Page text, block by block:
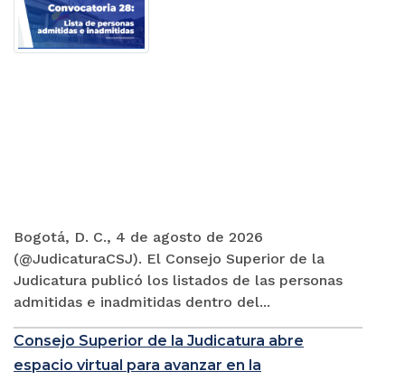
Bogotá, D. C., 4 de agosto de 2026
(@JudicaturaCSJ). El Consejo Superior de la
Judicatura publicó los listados de las personas
admitidas e inadmitidas dentro del...
Consejo Superior de la Judicatura abre
espacio virtual para avanzar en la